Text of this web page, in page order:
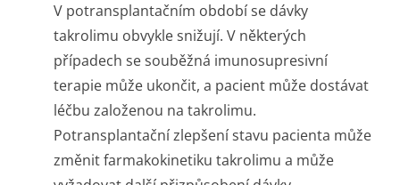
V potransplantačním období se dávky
takrolimu obvykle snižují. V některých
případech se souběžná imunosupresivní
terapie může ukončit, a pacient může dostávat
léčbu založenou na takrolimu.
Potransplantační zlepšení stavu pacienta může
změnit farmakokinetiku takrolimu a může